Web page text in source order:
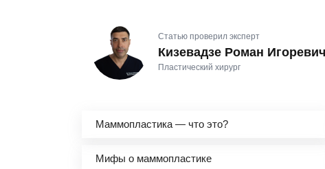
Статью проверил эксперт
Кизевадзе Роман Игоревич
Пластический хирург
Маммопластика — что это?
Мифы о маммопластике